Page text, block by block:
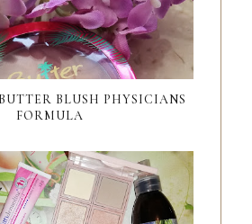
BLUSH PHYSICIANS
FORMULA